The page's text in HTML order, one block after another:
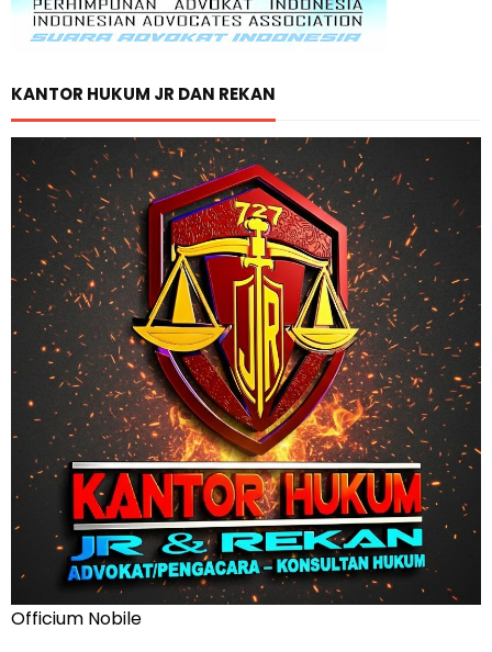
KANTOR HUKUM JR DAN REKAN
Officium Nobile